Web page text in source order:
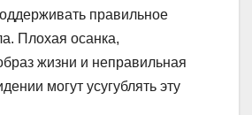
правильное
Плохая осанка,
жизни и неправильная
могут усугублять эту